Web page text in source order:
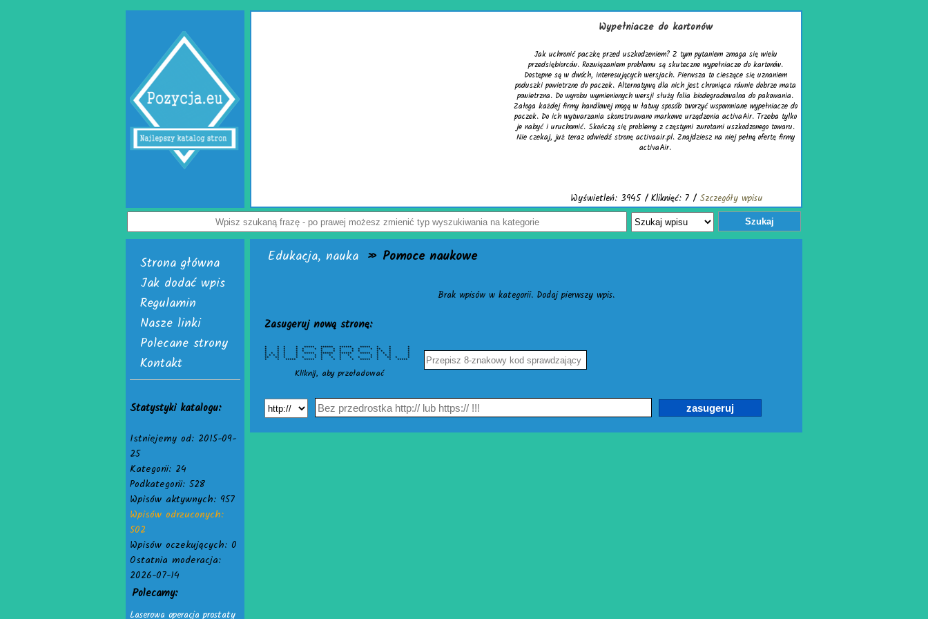
to miejsce, w którym każdy może uzyskać specjalistyczną i empatyczną
zdrowia psychicznego, relacji oraz seksualności. Ten specjalistyczny
Lublin oferuje pomoc osobom borykającym się z lękiem, stresem,
i trudnościami w relacjach. Doświadczeni specjaliści, tacy jak
Lublin i psychoterapeuta Lublin, oferują indywidualne podejście oraz
zaufania i bezpieczeństwa. W działalności ośrodka znajduje się również
oferują seksuolodzy Lublin, pomagając pacjentom lepiej zrozumieć siebie
i wzmocnić dobrostan psychiczny.
Wypełniacze do kartonów
Jak uchronić paczkę przed uszkodzeniem? Z tym pytaniem zmaga się wielu
przedsiębiorców. Rozwiązaniem problemu są skuteczne wypełniacze do kartonów.
Dostępne są w dwóch, interesujących wersjach. Pierwsza to cieszące się uznaniem
poduszki powietrzne do paczek. Alternatywą dla nich jest chroniąca równie dobrze mata
powietrzna. Do wyrobu wymienionych wersji służy folia biodegradowalna do pakowania.
Załoga każdej firmy handlowej mogą w łatwy sposób tworzyć wspomniane wypełniacze do
paczek. Do ich wytwarzania skonstruowano markowe urządzenia activaAir. Trzeba tylko
je nabyć i uruchomić. Skończą się problemy z częstymi zwrotami uszkodzonego towaru.
Nie czekaj, już teraz odwiedź stronę activaair.pl. Znajdziesz na niej pełną ofertę firmy
activaAir.
Wyświetleń: 3945 / Kliknięć: 7 / Szczegóły wpisu
Szukaj
Strona główna
Jak dodać wpis
Regulamin
Nasze linki
Polecane strony
Kontakt
Statystyki katalogu:
Istniejemy od: 2015-09-
25
Kategorii: 24
Podkategorii: 528
Wpisów aktywnych: 957
Wpisów odrzuconych:
502
Wpisów oczekujących: 0
Ostatnia moderacja:
2026-07-14
Polecamy:
Laserowa operacja prostaty
Edukacja, nauka » Pomoce naukowe
Brak wpisów w kategorii. Dodaj pierwszy wpis.
Zasugeruj nową stronę:
* * * * ***** ****** ****** ***** * * *
* * * * * * * * * * * * ** * *
* * * * * * * * * * * * * *
* * * * * ***** ****** ****** ***** * * * *
* * * * * * * * * * * * * * * *
** ** * * * * * * * * * * * ** * *
* * ***** ***** * * * * ***** * * *****
Kliknij, aby przeładować